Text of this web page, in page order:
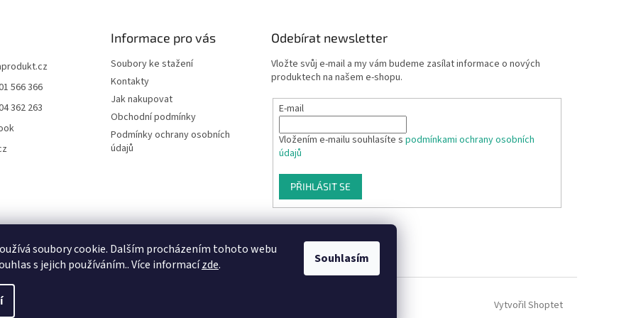
soubory cookie. Dalším procházením tohoto webu
s jejich používáním.. Více informacízde. Souhlasím
566 366
362 263
Informace pro vás
Soubory ke stažení
Kontakty
Jak nakupovat
Obchodní podmínky
Podmínky ochrany osobních
údajů
Odebírat newsletter
Vložte svůj e-mail a my vám budeme zasílat informace o nových
produktech na našem e-shopu.
E-mail
Vložením e-mailu souhlasíte spodmínkami ochrany osobních
údajů
PŘIHLÁSIT SE
Vytvořil Shoptet